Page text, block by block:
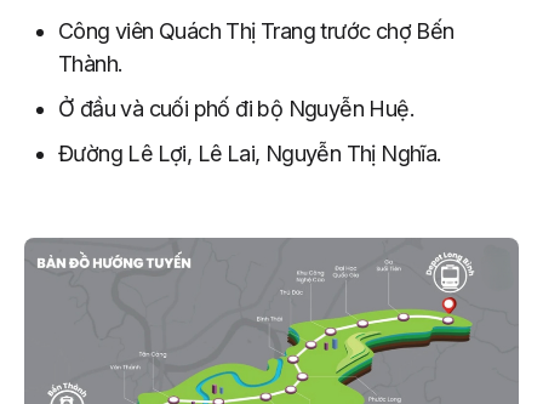
Công viên Quách Thị Trang trước chợ Bến
Thành.
Ở đầu và cuối phố đi bộ Nguyễn Huệ.
Đường Lê Lợi, Lê Lai, Nguyễn Thị Nghĩa.